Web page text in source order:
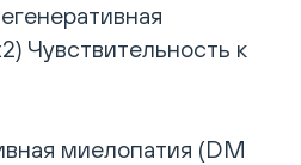
Чувствительность к
миелопатия (DM